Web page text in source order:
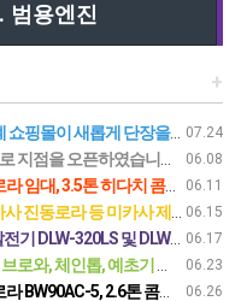
범용엔진
+
07.24
이 새롭게 단장을 하였습니다.
06.08
니다. 02-2671-0981 구로기계공구상가에 위치
06.11
로라 임대 등 신품으로 구비된 번호판 등록된 콤비로라 임대
06.15
미카사 제품 취급 품목이 추가 되었습니다.
06.17
및 DLW-300LS 점검 및 도색 완료 판매 개시
06.23
등 판매 대리점(24V, 40V, 80V용 다양한 규격)
06.26
라 BW115AC-5, 3.5톤 콤비로라 BW131AC-5 판매 및 임대